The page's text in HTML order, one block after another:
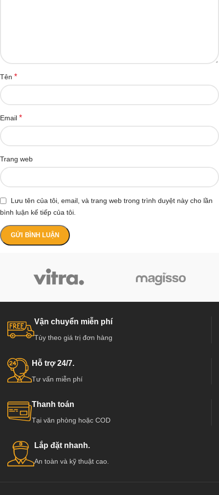
Tên *
Email *
Trang web
Lưu tên của tôi, email, và trang web trong trình duyệt này cho lần
bình luận kế tiếp của tôi.
Vận chuyển miễn phí
Tùy theo giá trị đơn hàng
Hỗ trợ 24/7.
Tư vấn miễn phí
Thanh toán
Tại văn phòng hoặc COD
Lắp đặt nhanh.
An toàn và kỹ thuật cao.